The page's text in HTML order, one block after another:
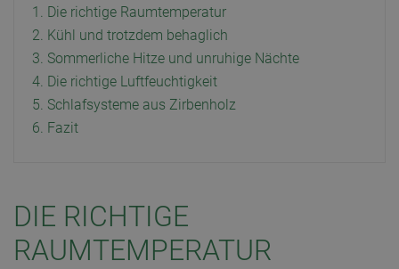
1. Die richtige Raumtemperatur
2. Kühl und trotzdem behaglich
3. Sommerliche Hitze und unruhige Nächte
4. Die richtige Luftfeuchtigkeit
5. Schlafsysteme aus Zirbenholz
6. Fazit
DIE RICHTIGE
RAUMTEMPERATUR